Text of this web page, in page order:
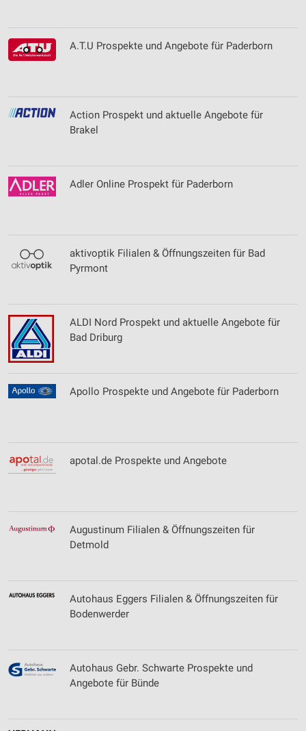
A.T.U Prospekte und Angebote für Paderborn
Action Prospekt und aktuelle Angebote für
Brakel
Adler Online Prospekt für Paderborn
aktivoptik Filialen & Öffnungszeiten für Bad
Pyrmont
ALDI Nord Prospekt und aktuelle Angebote für
Bad Driburg
Apollo Prospekte und Angebote für Paderborn
apotal.de Prospekte und Angebote
Augustinum Filialen & Öffnungszeiten für
Detmold
Autohaus Eggers Filialen & Öffnungszeiten für
Bodenwerder
Autohaus Gebr. Schwarte Prospekte und
Angebote für Bünde